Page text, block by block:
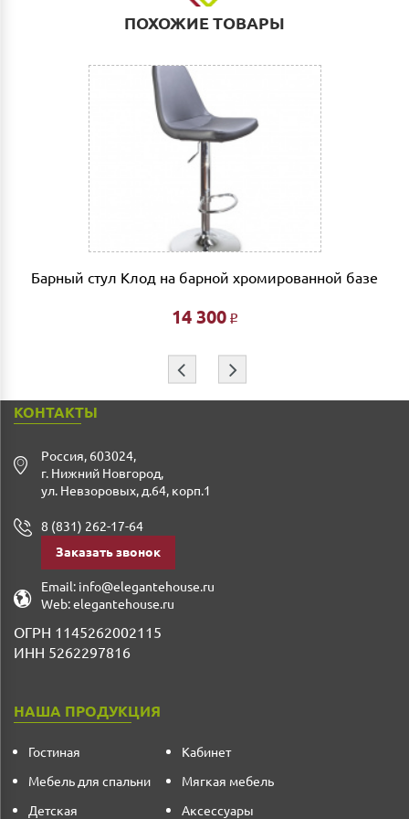
такими транспортными компаниями как: ПЭК, СДЭК,
Деловые линии. Оплата услуг транспортной
Выгрузка и сборка
Подъем мебели до первого этажа или любого этажа
при наличии исправного лифта 400 руб., подъем без
лифта 200 руб/этаж.
Сборка мебели рассчитывается автоматически при
совершении заказа в интернет магазине и является
фиксированной- 3% от стоимости заказа.
Дата доставки, выгрузки и сборки обговаривается
индивидуально.
Ждем Вас в нашем салоне и желаем Вам приятных
ПОХОЖИЕ ТОВАРЫ
⇦
Барный стул Клод на барной хромированной базе
14 300 Р
⇨
КОНТАКТЫ
Россия, 603024,
г. Нижний Новгород,
ул. Невзоровых, д.64, корп.1
8 (831) 262-17-64
Заказать звонок
Email: info@elegantehouse.ru
Web:elegantehouse.ru
ОГРН 1145262002115
ИНН 5262297816
НАША ПРОДУКЦИЯ
Гостиная
Мебель для спальни
Детская
Кабинет
Мягкая мебель
Аксессуары